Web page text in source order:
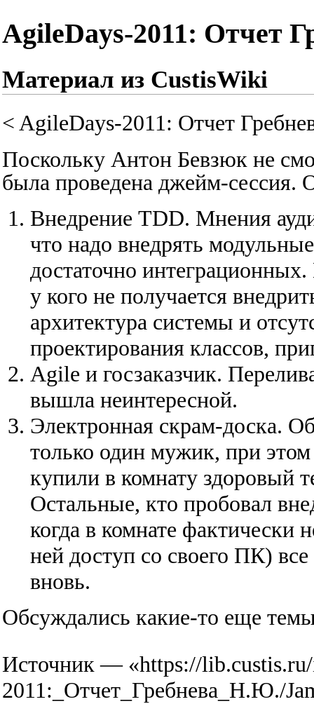
AgileDays-2011: Отчет
Материал из CustisWiki
<AgileDays-2011: Отчет
Поскольку Антон Бевзюк не
была проведена джейм-сессия.
Внедрение TDD. Мнения
что надо внедрять
достаточно
у кого не получается
архитектура системы и
проектирования классов,
Agile и госзаказчик.
вышла неинтересной.
Электронная скрам-доска.
только один мужик, при
купили в комнату здоровый
Остальные, кто пробовал
когда в комнате
ней доступ со своего ПК)
вновь.
Обсуждались какие-то еще
Источник — «https://
2011:_Отчет_Гребнева_Н.Ю./